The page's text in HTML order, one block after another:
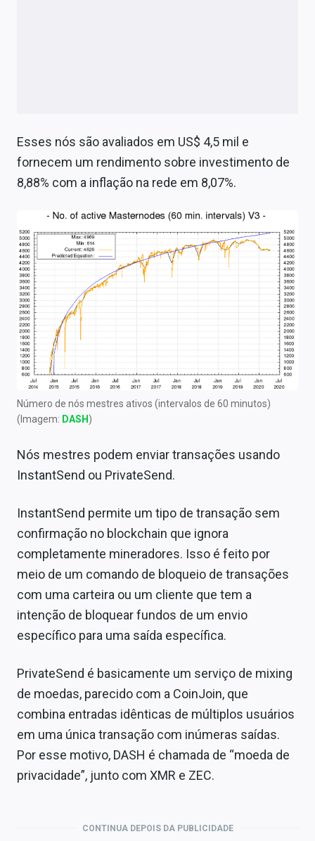
Esses nós são avaliados em US$ 4,5 mil e
fornecem um rendimento sobre investimento de
8,88% com a inflação na rede em 8,07%.
Número de nós mestres ativos (intervalos de 60 minutos)
(Imagem: DASH)
Nós mestres podem enviar transações usando
InstantSend ou PrivateSend.
InstantSend permite um tipo de transação sem
confirmação no blockchain que ignora
completamente mineradores. Isso é feito por
meio de um comando de bloqueio de transações
com uma carteira ou um cliente que tem a
intenção de bloquear fundos de um envio
específico para uma saída específica.
PrivateSend é basicamente um serviço de mixing
de moedas, parecido com a CoinJoin, que
combina entradas idênticas de múltiplos usuários
em uma única transação com inúmeras saídas.
Por esse motivo, DASH é chamada de “moeda de
privacidade”, junto com XMR e ZEC.
CONTINUA DEPOIS DA PUBLICIDADE